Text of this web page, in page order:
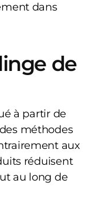
dans
de
à partir de
méthodes
aux
réduisent
au long de